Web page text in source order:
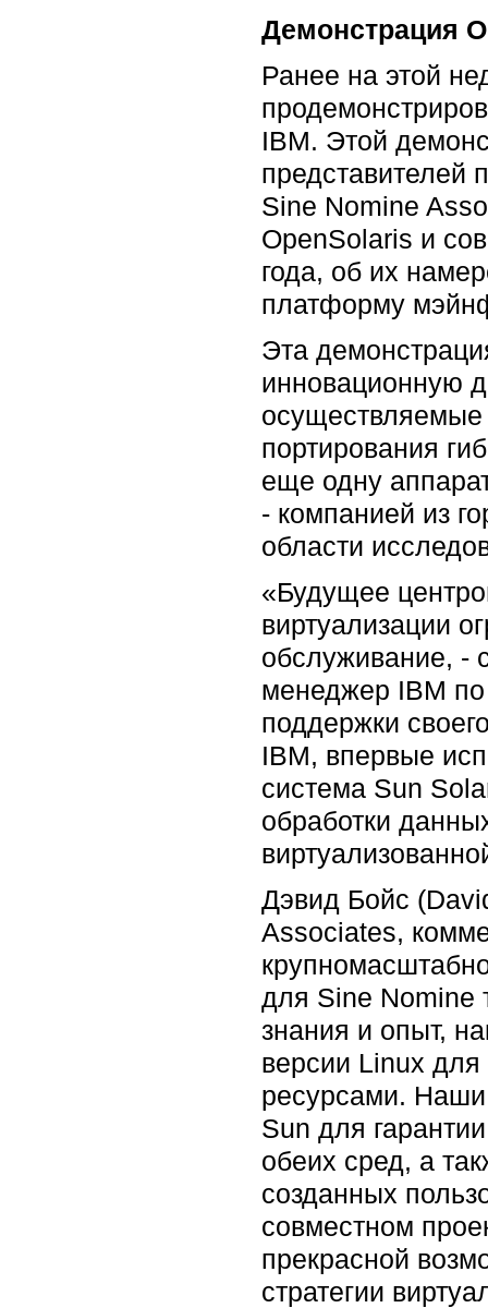
Демонстрация
Ранее на этой
IBM. Этой
представителей
Sine Nomine
OpenSolaris и
года, об их
платформу
Эта
инновационную
портирования
еще одну
- компанией из
области
«Будущее
виртуализации
обслуживание, -
менеджер IBM
поддержки
IBM, впервые
система Sun
обработки
Дэвид Бойс
Associates,
для Sine Nomine
знания и опыт,
версии Linux
ресурсами. Наши
Sun для
обеих сред, а
созданных
совместном
прекрасной
стратегии